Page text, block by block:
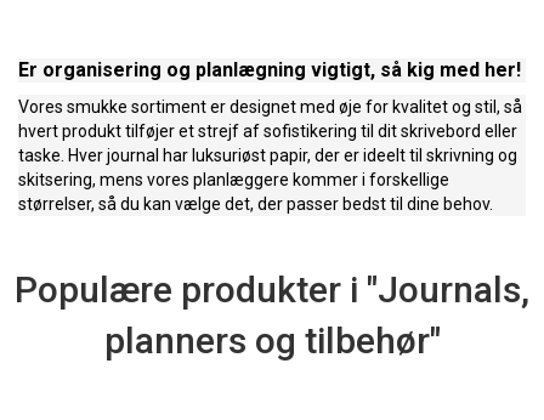
Er organisering og planlægning vigtigt, så kig med her!
Vores smukke sortiment er designet med øje for kvalitet og stil, så
hvert produkt tilføjer et strejf af sofistikering til dit skrivebord eller
taske. Hver journal har luksuriøst papir, der er ideelt til skrivning og
skitsering, mens vores planlæggere kommer i forskellige
størrelser, så du kan vælge det, der passer bedst til dine behov.
Populære produkter i "Journals,
planners og tilbehør"